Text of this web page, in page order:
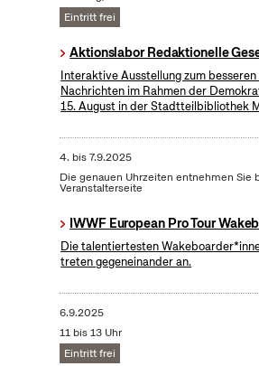
Eintritt frei
Aktionslabor Redaktionelle
Interaktive Ausstellung zum
Nachrichten im Rahmen der
15. August in der Stadtteilbibliothek
4. bis7.9.2025
Die genauen Uhrzeiten entnehmen Sie
Veranstalterseite
IWWF European Pro Tour
Die talentiertesten
treten gegeneinander an.
6.9.2025
11 bis 13 Uhr
Eintritt frei